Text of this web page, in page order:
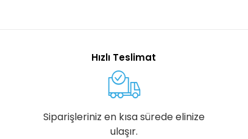
Hızlı Teslimat
Siparişleriniz en kısa sürede elinize
ulaşır.